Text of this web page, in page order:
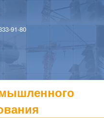
91-80